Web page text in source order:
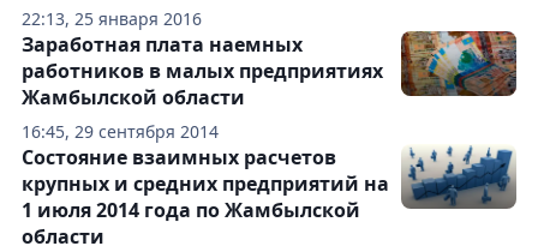
22:13, 25 января 2016
16:45, 29 сентября 2014
Заработная плата наемных
работников в малых предприятиях
Жамбылской области
Состояние взаимных расчетов
крупных и средних предприятий на
1 июля 2014 года по Жамбылской
области